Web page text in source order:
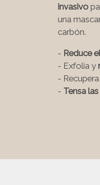
invasivo
una
carbón.
- Reduce
- Exfolia y
-
- Tensa